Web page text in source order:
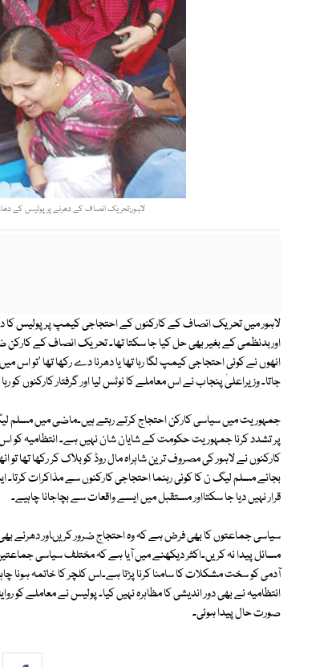
لاہور:تحریک انصاف کے دھرنے پر پولیس کے
لاہور میں تحریک انصاف کے کارکنوں کے احتجاجی کیمپ پر پولیس
اوربدنظمی کے بغیر بھی حل کیا جا سکتا تھا۔ تحریک انصاف کے کارکن
انھوں نے کوئی احتجاجی کیمپ لگا رہا تھا یا دھرنا دے رکھا تھا 'تو اس
جاتا۔ وزیراعلیٰ پنجاب نے اس معاملے کا نوٹس لیا اور گرفتار کارکنوں
جمہوریت میں سیاسی کارکن احتجاج کرتے رہتے ہیں۔ماضی میں مسلم
پر تشدد کرنا جمہوریت حکومت کے شایان شان نہیں ہے۔ انتظامیہ کو
کارکنوں نے لاہور کی مصروف ترین شاہراہ مال روڈ کو بلاک کر رکھا تھا
بجائے مسلم لیگ ن کا کوئی رہنما احتجاجی کارکنوں سے مذاکرات
قرار نہیں دیا جا سکتااور مستقبل میں ایسے واقعات سے بچاجانا چاہیے۔
سیاسی جماعتوں کا بھی فرض ہے کہ وہ احتجاج ضرور کریںاور دھرنے
مسائل پیدا نہ کریں۔اکثر دیکھنے میں آیا ہے کہ مختلف سیاسی
آدمی کو سخت مشکلات کا سامنا کرنا پڑتا ہے۔اس کلچر کا خاتمہ ہونا
انتظامیہ نے بھی دور اندیشی کا مظاہرہ نہیں کیا۔ پولیس نے
صورت حال پیدا ہوئی۔